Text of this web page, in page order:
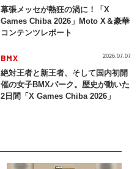
幕張メッセが熱狂の渦に！「X
Games Chiba 2026」Moto X＆豪華
コンテンツレポート
BMX
絶対王者と新王者、そして国内初開
催の女子BMXパーク。歴史が動いた
2日間「X Games Chiba 2026」
2026.07.07